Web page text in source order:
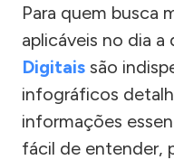
Para quem busca
aplicáveis no dia a
Digitais são
infográficos
informações
fácil de entender,